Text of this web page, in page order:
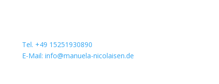
Tel. +49 15251930890
E-Mail: info@manuela-nicolaisen.de